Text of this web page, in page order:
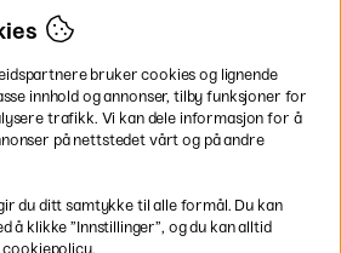
* Spesifikkefraktvilkårgjelder for
voluminøse varer.
bruker cookies og lignende
innhold og annonser, tilby funksjoner for
trafikk. Vi kan dele informasjon for å
på nettstedet vårt og på andre
du ditt samtykke til alle formål. Du kan
å klikke ”Innstillinger”, og du kan alltid